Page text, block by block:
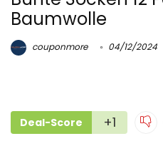
Baumwolle
couponmore 04/12/2024
Deal-Score +1